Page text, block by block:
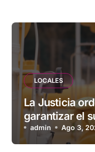
LOCALES
La Justicia
garantizar el
una familia de
admin Ago 3,